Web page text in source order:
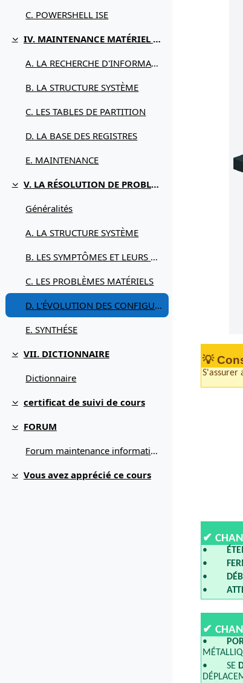
C. POWERSHELL ISE
Replier
IV. MAINTENANCE MATÉRIEL / LOGICIEL
A. LA RECHERCHE D'INFORMATIONS
B. LA STRUCTURE SYSTÈME
C. LES TABLES DE PARTITION
D. LA BASE DES REGISTRES
E. MAINTENANCE
Replier
V. LA RÉSOLUTION DE PROBLÈMES
Généralités
A. LA STRUCTURE SYSTÈME
B. LES SYMPTÔMES ET LEURS REMÈDES
C. LES PROBLÈMES MATÉRIELS
D. L'ÉVOLUTION DES CONFIGURATIONS
E. SYNTHÉSE
Replier
VII. DICTIONNAIRE
Dictionnaire
Replier
certificat de suivi de cours
Replier
FORUM
Forum maintenance informatique
Replier
Vous avez apprécié ce cours
💡
S'assurer
✔
•
•
•
•
✔
•
• SE